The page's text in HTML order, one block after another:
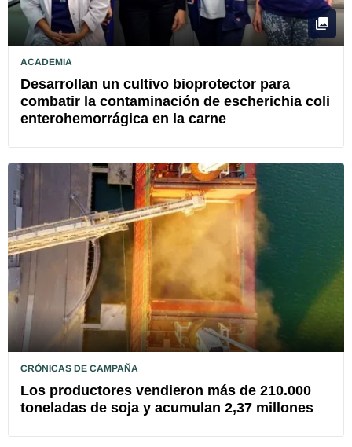
ACADEMIA
Desarrollan un cultivo bioprotector para
combatir la contaminación de escherichia coli
enterohemorrágica en la carne
CRÓNICAS DE CAMPAÑA
Los productores vendieron más de 210.000
toneladas de soja y acumulan 2,37 millones